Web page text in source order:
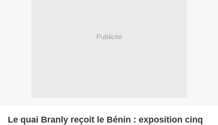
Publicité
Le quai Branly reçoit le Bénin : exposition cinq